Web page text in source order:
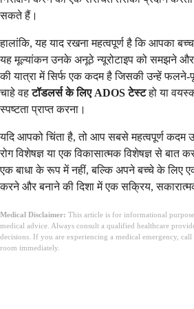
सकते हैं।
हालांकि, यह याद रखना महत्वपूर्ण है कि आपका
यह मूल्यांकन उनके अनूठे न्यूरोटाइप को समझने और
की यात्रा में सिर्फ एक कदम है जिसकी उन्हें
चाहे वहटॉडलर्स के लिए ADOS टेस्टहो या
स्पष्टता प्राप्त करना।
यदि आपको चिंता है, तो आप सबसे महत्वपूर्ण कदम
रोग विशेषज्ञ या एक विकासात्मक विशेषज्ञ से बात
एक बाधा के रूप में नहीं, बल्कि अपने बच्चे के लिए
करने और बनाने की दिशा में एक सक्रिय,
Medical Disclaimer: This article is for informational
medical advice. Always consult a qualified healthcare
decisions. If you are experiencing a medical emergency,
room immediately.